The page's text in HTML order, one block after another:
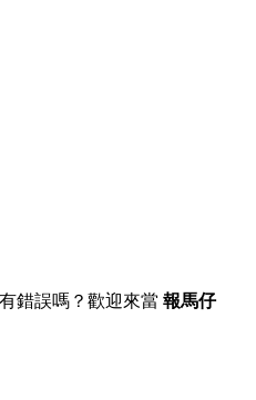
錯誤嗎？歡迎來當報馬仔